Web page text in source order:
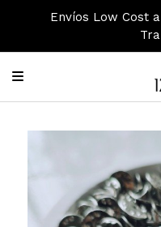
Envíos Low Cost